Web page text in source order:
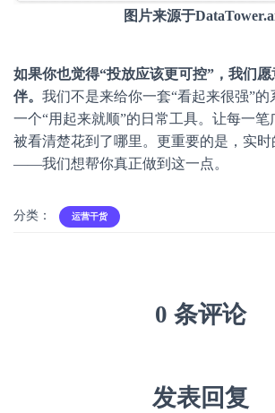
图片来源于
如果你也觉得“投放应该更可控”，我们
伴。 我们不是来给你一套“看起来很强”
一个“用起来就顺”的日常工具。让每一
被看清楚花到了哪里。更重要的是，实
——我们想帮你真正做到这一点。
分类： 运营干货
0 条评论
发表回复